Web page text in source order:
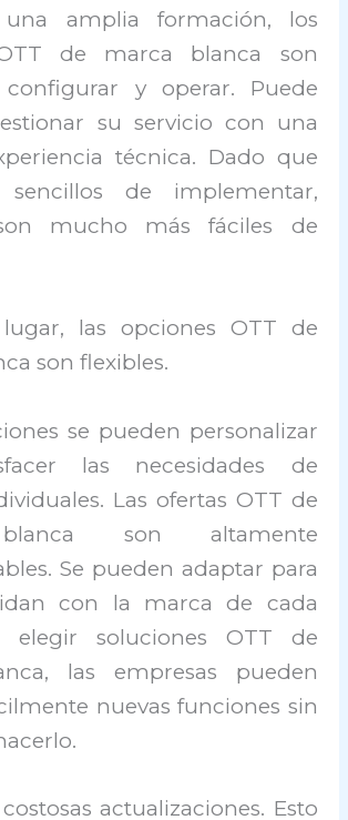
una amplia formación, los
de marca blanca son
y operar. Puede
su servicio con una
técnica. Dado que
de implementar,
mucho más fáciles de
las opciones OTT de
son flexibles.
se pueden personalizar
las necesidades de
Las ofertas OTT de
son altamente
Se pueden adaptar para
con la marca de cada
elegir soluciones OTT de
las empresas pueden
nuevas funciones sin
actualizaciones. Esto